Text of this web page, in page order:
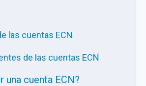
las cuentas ECN
de las cuentas ECN
una cuenta ECN?